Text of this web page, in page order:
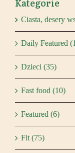
Ciasta, desery
Daily Featured
Dzieci (35)
Fast food (10)
Featured (6)
Fit (75)